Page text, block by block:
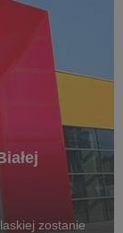
zostanie